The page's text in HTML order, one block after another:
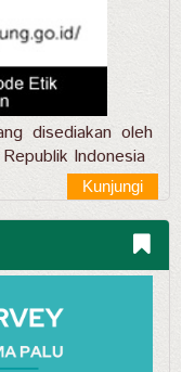
disediakan oleh
Indonesia
Kunjungi